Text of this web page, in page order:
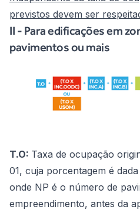
previstos devem ser
II - Para edificações em
pavimentos ou mais
T.O: Taxa de ocupação
01, cuja porcentagem é
onde NP é o número de
empreendimento, antes da